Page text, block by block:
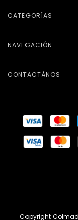
CATEGORÍAS
NAVEGACIÓN
CONTACTÁNOS
Copyright